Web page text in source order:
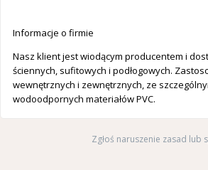
Informacje o firmie
Nasz klient jest wiodącym producentem i
ściennych, sufitowych i podłogowych.
wewnętrznych i zewnętrznych, ze
wodoodpornych materiałów PVC.
Zgłoś naruszenie zasad lub